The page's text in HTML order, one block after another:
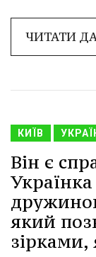
ЧИТАТИ
КИЇВ
Він є
який
зірками,